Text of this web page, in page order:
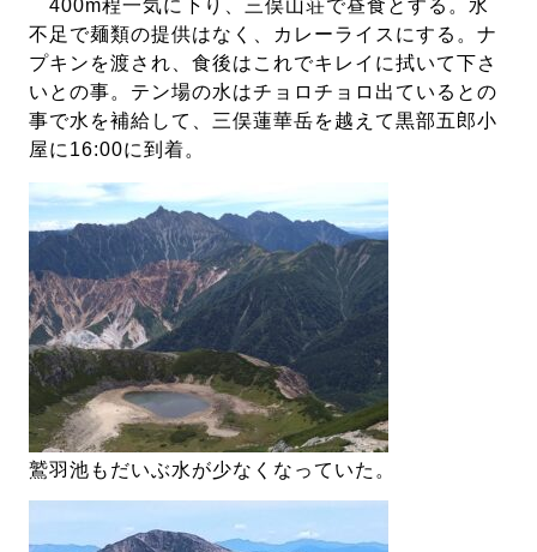
400m程一気に下り、三俣山荘で昼食とする。水
不足で麺類の提供はなく、カレーライスにする。ナ
プキンを渡され、食後はこれでキレイに拭いて下さ
いとの事。テン場の水はチョロチョロ出ているとの
事で水を補給して、三俣蓮華岳を越えて黒部五郎小
屋に16:00に到着。
鷲羽池もだいぶ水が少なくなっていた。